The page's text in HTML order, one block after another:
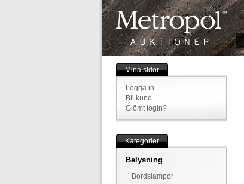
Mina sidor
Logga in
Bli kund
Glömt login?
Kategorier
Belysning
Bordslampor